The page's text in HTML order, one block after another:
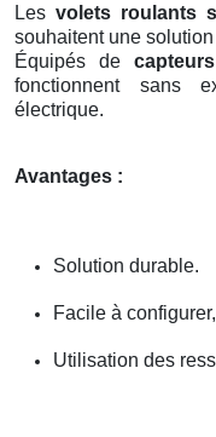
Les volets roulants
souhaitent une solution
Équipés de
fonctionnent sans
électrique.
Avantages :
Solution durable.
Facile à
Utilisation des